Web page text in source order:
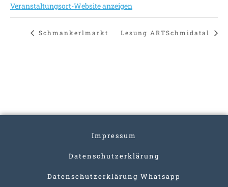
Veranstaltungsort-Website anzeigen
Schmankerlmarkt Lesung ARTSchmidatal
Impressum
Datenschutzerklärung
Datenschutzerklärung Whatsapp